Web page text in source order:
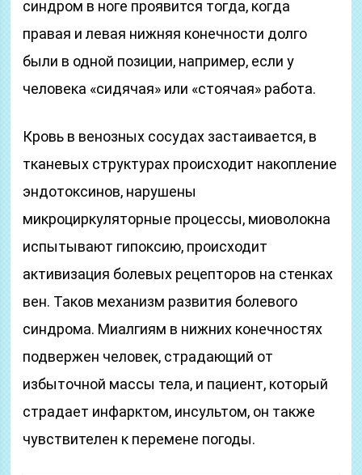
синдром в ноге проявится тогда, когда
правая и левая нижняя конечности долго
были в одной позиции, например, если у
человека «сидячая» или «стоячая» работа.
Кровь в венозных сосудах застаивается, в
тканевых структурах происходит накопление
эндотоксинов, нарушены
микроциркуляторные процессы, миоволокна
испытывают гипоксию, происходит
активизация болевых рецепторов на стенках
вен. Таков механизм развития болевого
синдрома. Миалгиям в нижних конечностях
подвержен человек, страдающий от
избыточной массы тела, и пациент, который
страдает инфарктом, инсультом, он также
чувствителен к перемене погоды.